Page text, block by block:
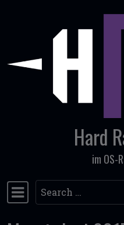
Skip to content
Hard
im OS-
Main Navigation
Search